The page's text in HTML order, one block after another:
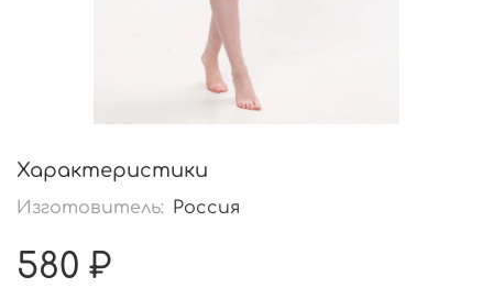
Характеристики
Изготовитель: Россия
580 ₽